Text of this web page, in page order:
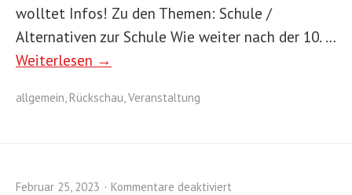
wolltet Infos! Zu den Themen: Schule /
Alternativen zur Schule Wie weiter nach der 10. …
Weiterlesen →
allgemein Rückschau Veranstaltung
Februar 25, 2023 Kommentare deaktiviert